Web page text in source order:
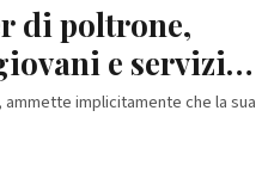
di poltrone,
e servizi
ammette implicitamente che la sua